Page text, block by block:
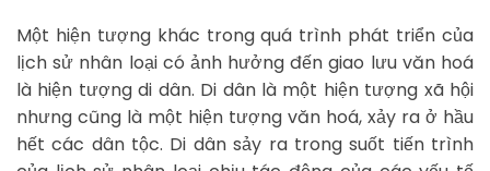
Một hiện tượng khác trong quá trình phát triển của
lịch sử nhân loại có ảnh hưởng đến giao lưu văn hoá
là hiện tượng di dân. Di dân là một hiện tượng xã hội
nhưng cũng là một hiện tượng văn hoá, xảy ra ở hầu
hết các dân tộc. Di dân sảy ra trong suốt tiến trình